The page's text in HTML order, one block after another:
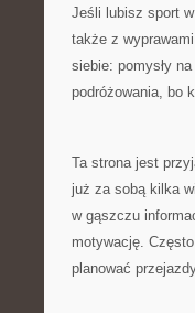
Jeśli lubisz sport
także z
siebie: pomysły
podróżowania, bo
Ta strona jest
już za sobą kilka
w gąszczu
motywację.
planować